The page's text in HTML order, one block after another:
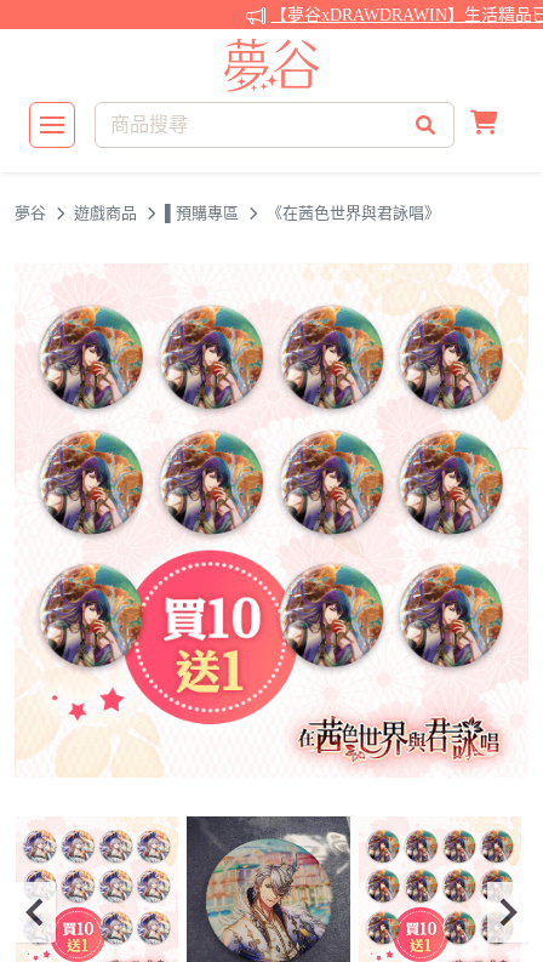
【夢谷xDRAWDRAWIN】生活精品已
夢谷 遊戲商品 ▌預購專區 《在茜色世界與君詠唱》